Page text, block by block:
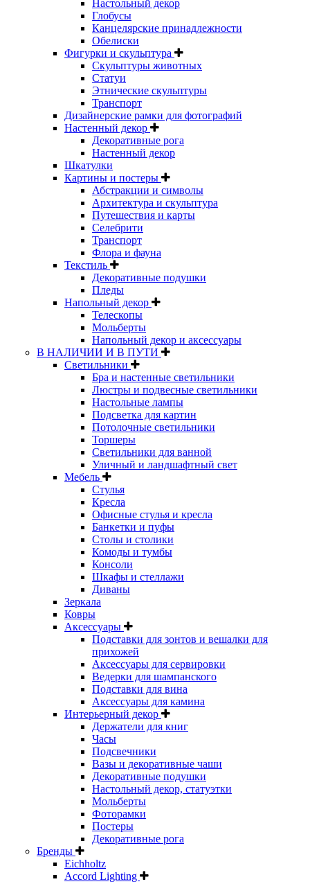
Настольный декор
Глобусы
Канцелярские принадлежности
Обелиски
Фигурки и скульптура
Скульптуры животных
Статуи
Этнические скульптуры
Транспорт
Дизайнерские рамки для фотографий
Настенный декор
Декоративные рога
Настенный декор
Шкатулки
Картины и постеры
Абстракции и символы
Архитектура и скульптура
Путешествия и карты
Селебрити
Транспорт
Флора и фауна
Текстиль
Декоративные подушки
Пледы
Напольный декор
Телескопы
Мольберты
Напольный декор и аксессуары
В НАЛИЧИИ И В ПУТИ
Светильники
Бра и настенные светильники
Люстры и подвесные светильники
Настольные лампы
Подсветка для картин
Потолочные светильники
Торшеры
Светильники для ванной
Уличный и ландшафтный свет
Мебель
Стулья
Кресла
Офисные стулья и кресла
Банкетки и пуфы
Столы и столики
Комоды и тумбы
Консоли
Шкафы и стеллажи
Диваны
Зеркала
Ковры
Аксессуары
Подставки для зонтов и вешалки для
прихожей
Аксессуары для сервировки
Ведерки для шампанского
Подставки для вина
Аксессуары для камина
Интерьерный декор
Держатели для книг
Часы
Подсвечники
Вазы и декоративные чаши
Декоративные подушки
Настольный декор, статуэтки
Мольберты
Фоторамки
Постеры
Декоративные рога
Бренды
Eichholtz
Accord Lighting